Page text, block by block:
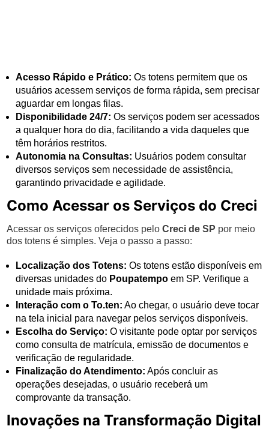
Acesso Rápido e Prático: Os totens permitem que os
usuários acessem serviços de forma rápida, sem precisar
aguardar em longas filas.
Disponibilidade 24/7: Os serviços podem ser acessados
a qualquer hora do dia, facilitando a vida daqueles que
têm horários restritos.
Autonomia na Consultas: Usuários podem consultar
diversos serviços sem necessidade de assistência,
garantindo privacidade e agilidade.
Como Acessar os Serviços do Creci
Acessar os serviços oferecidos peloCreci de SP por meio
dos totens é simples. Veja o passo a passo:
Localização dos Totens: Os totens estão disponíveis em
diversas unidades do Poupatempo em SP. Verifique a
unidade mais próxima.
Interação com o To.ten: Ao chegar, o usuário deve tocar
na tela inicial para navegar pelos serviços disponíveis.
Escolha do Serviço: O visitante pode optar por serviços
como consulta de matrícula, emissão de documentos e
verificação de regularidade.
Finalização do Atendimento: Após concluir as
operações desejadas, o usuário receberá um
comprovante da transação.
Inovações na Transformação Digital